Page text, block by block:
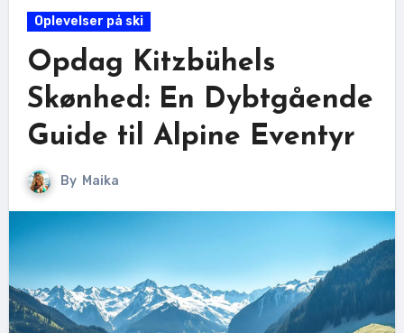
Oplevelser på ski
Opdag Kitzbühels
Skønhed: En Dybtgående
Guide til Alpine Eventyr
By Maika